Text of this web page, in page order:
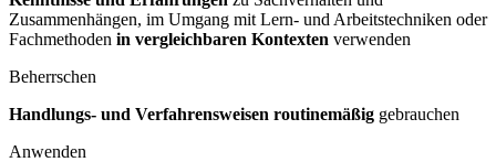
Zusammenhängen, im Umgang mit Lern- und Arbeitstechniken oder
Fachmethoden in vergleichbaren Kontexten verwenden
Beherrschen
Handlungs- und Verfahrensweisen routinemäßig gebrauchen
Anwenden